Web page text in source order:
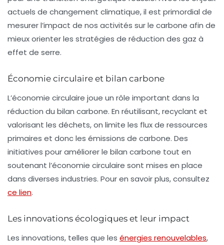
actuels de changement climatique, il est primordial de
mesurer l’impact de nos activités sur le carbone afin de
mieux orienter les stratégies de réduction des gaz à
effet de serre.
Économie circulaire et bilan carbone
L’économie circulaire joue un rôle important dans la
réduction du bilan carbone. En réutilisant, recyclant et
valorisant les déchets, on limite les flux de ressources
primaires et donc les émissions de carbone. Des
initiatives pour améliorer le bilan carbone tout en
soutenant l’économie circulaire sont mises en place
dans diverses industries. Pour en savoir plus, consultez
ce lien.
Les innovations écologiques et leur impact
Les innovations, telles que les énergies renouvelables,